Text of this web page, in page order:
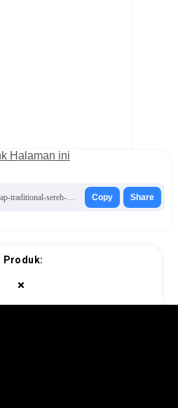
Halaman ini
https://tersedia.mykatalog.id/orysoap-traditional-sereh-soap/ Copy Share
Produk: